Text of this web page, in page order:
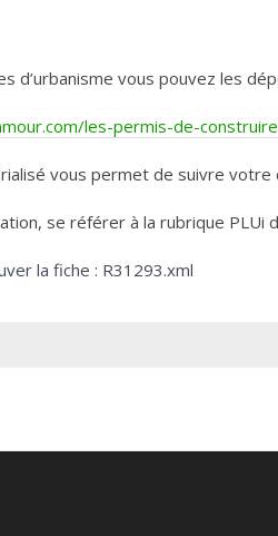
d’urbanisme vous pouvez les
les-permis-de-
vous permet de suivre votre
se référer à la rubrique PLUi
la fiche : R31293.xml